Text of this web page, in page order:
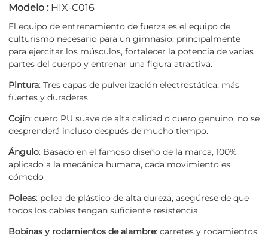
Modelo : HIX-C016
El equipo de entrenamiento de fuerza es el equipo de
culturismo necesario para un gimnasio, principalmente
para ejercitar los músculos, fortalecer la potencia de varias
partes del cuerpo y entrenar una figura atractiva.
Pintura: Tres capas de pulverización electrostática, más
fuertes y duraderas.
Cojín: cuero PU suave de alta calidad o cuero genuino, no se
desprenderá incluso después de mucho tiempo.
Ángulo: Basado en el famoso diseño de la marca, 100%
aplicado a la mecánica humana, cada movimiento es
cómodo
Poleas: polea de plástico de alta dureza, asegúrese de que
todos los cables tengan suficiente resistencia
Bobinas y rodamientos de alambre: carretes y rodamientos